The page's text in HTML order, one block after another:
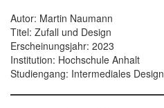
Autor: Martin Naumann
Titel: Zufall und Design
Erscheinungsjahr: 2023
Institution: Hochschule Anhalt
Studiengang: Intermediales Design